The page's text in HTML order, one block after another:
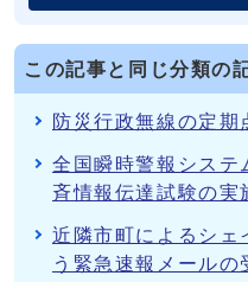
この記事と同じ分類の
防災行政無線の定期
全国瞬時警報システ
斉情報伝達試験の実
近隣市町によるシェ
う緊急速報メールの